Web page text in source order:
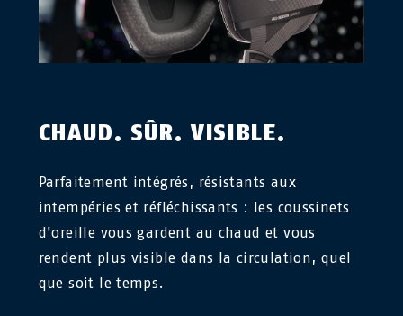
CHAUD. SÛR. VISIBLE.
Parfaitement intégrés, résistants aux
intempéries et réfléchissants : les coussinets
d'oreille vous gardent au chaud et vous
rendent plus visible dans la circulation, quel
que soit le temps.